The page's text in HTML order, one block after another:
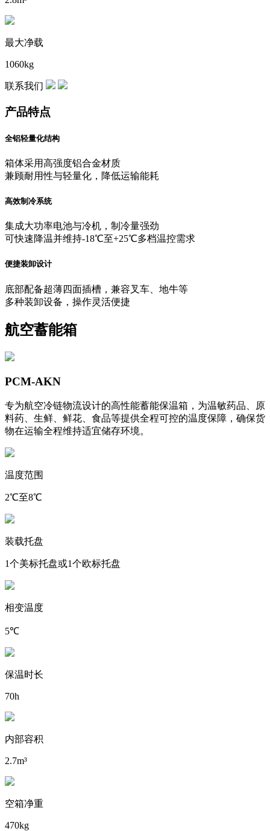
最大净载
1060kg
联系我们
产品特点
全铝轻量化结构
箱体采用高强度铝合金材质
兼顾耐用性与轻量化，降低运输能耗
高效制冷系统
集成大功率电池与冷机，制冷量强劲
可快速降温并维持-18℃至+25℃多档温控需求
便捷装卸设计
底部配备超薄四面插槽，兼容叉车、地牛等
多种装卸设备，操作灵活便捷
航空蓄能箱
PCM-AKN
专为航空冷链物流设计的高性能蓄能保温箱，为温敏药品、原
料药、生鲜、鲜花、食品等提供全程可控的温度保障，确保货
物在运输全程维持适宜储存环境。
温度范围
2℃至8℃
装载托盘
1个美标托盘或1个欧标托盘
相变温度
5℃
保温时长
70h
内部容积
2.7m³
空箱净重
470kg